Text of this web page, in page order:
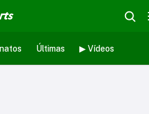
Últimas ▶ Vídeos